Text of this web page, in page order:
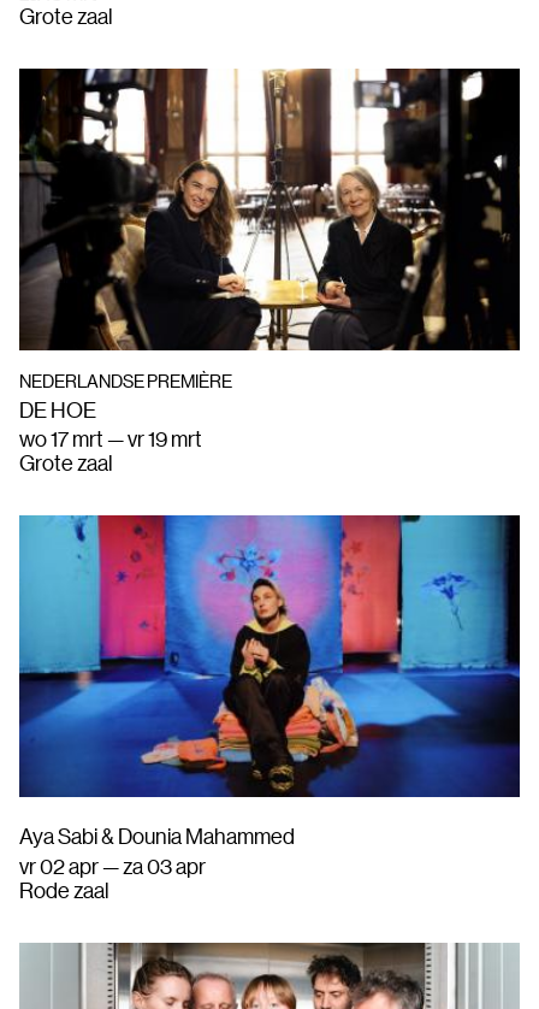
Grote zaal
NEDERLANDSE PREMIÈRE
DE HOE
wo 17 mrt — vr 19 mrt
Grote zaal
Aya Sabi & Dounia Mahammed
vr 02 apr — za 03 apr
Rode zaal